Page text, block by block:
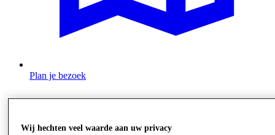
Plan je bezoek
Wij hechten veel waarde aan uw privacy